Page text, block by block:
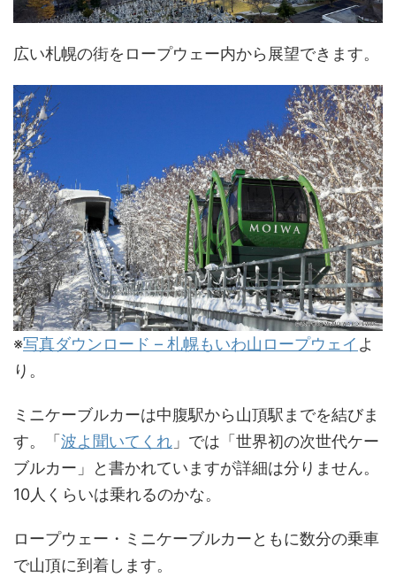
広い札幌の街をロープウェー内から展望できます。
※写真ダウンロード – 札幌もいわ山ロープウェイ よ
り。
ミニケーブルカーは中腹駅から山頂駅までを結びま
す。「 波よ聞いてくれ 」では「世界初の次世代ケー
ブルカー」と書かれていますが詳細は分りません。
10人くらいは乗れるのかな。
ロープウェー・ミニケーブルカーともに数分の乗車
で山頂に到着します。